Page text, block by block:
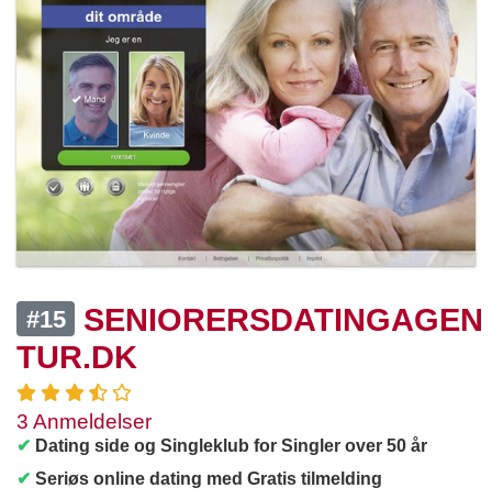
#15
SENIORERSDATINGAGEN
TUR.DK
3 Anmeldelser
✔ Dating side og Singleklub for Singler over 50 år
✔ Seriøs online dating med Gratis tilmelding